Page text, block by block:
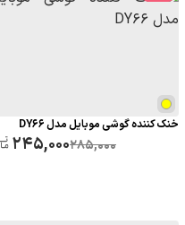
خنک کننده گوشی موبایل مدل DY66
285,000
245,000